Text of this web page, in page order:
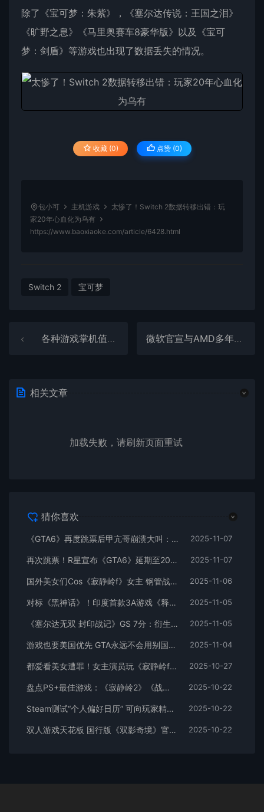
除了《宝可梦：朱紫》，《塞尔达传说：王国之泪》
《旷野之息》《马里奥赛车8豪华版》以及《宝可
梦：剑盾》等游戏也出现了数据丢失的情况。
收藏 (0) 点赞 (0)
包小可 主机游戏
太惨了！Switch 2数据转移出错：玩
家20年心血化为乌有
https://www.baoxiaoke.com/article/6428.html
Switch 2 宝可梦
各种游戏掌机值得入手吗 四个原因让你做等等党 微软官宣与AMD多年芯片合作！共同开发未来Xbox硬件
相关文章
加载失败，请刷新页面重试
猜你喜欢
《GTA6》再度跳票后甲亢哥崩溃大叫：等它发售我都要娶妻生子了！ 2025-11-07
再次跳票！R星宣布《GTA6》延期至2026年11月19日发售 2025-11-07
国外美女们Cos《寂静岭f》女主 钢管战神的压迫感 2025-11-06
对标《黑神话》！印度首款3A游戏《释放阿凡达》团队专访：不只有摸头闪避 2025-11-05
《塞尔达无双 封印战记》GS 7分：衍生系列巅峰之作 2025-11-05
游戏也要美国优先 GTA永远不会用别国做舞台：2大特色无可替代 2025-11-04
都爱看美女遭罪！女主演员玩《寂静岭f》播放量猛涨 2025-10-27
盘点PS+最佳游戏：《寂静岭2》《战神5》等 2025-10-22
Steam测试“个人偏好日历” 可向玩家精准推荐新游发售时间 2025-10-22
双人游戏天花板 国行版《双影奇境》官宣 2025-10-22